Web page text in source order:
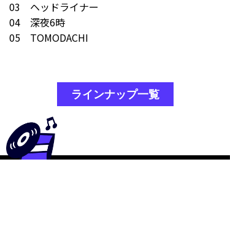
03 ヘッドライナー
04 深夜6時
05 TOMODACHI
ラインナップ一覧